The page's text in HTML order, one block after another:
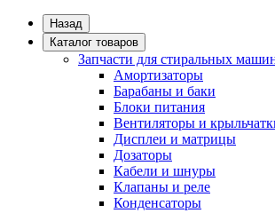
Назад
Каталог товаров
Запчасти для стиральных
Амортизаторы
Барабаны и баки
Блоки питания
Вентиляторы и
Дисплеи и матрицы
Дозаторы
Кабели и шнуры
Клапаны и реле
Конденсаторы